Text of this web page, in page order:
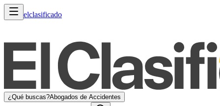
elclasificado
¿Qué buscas?Abogados de Accidentes